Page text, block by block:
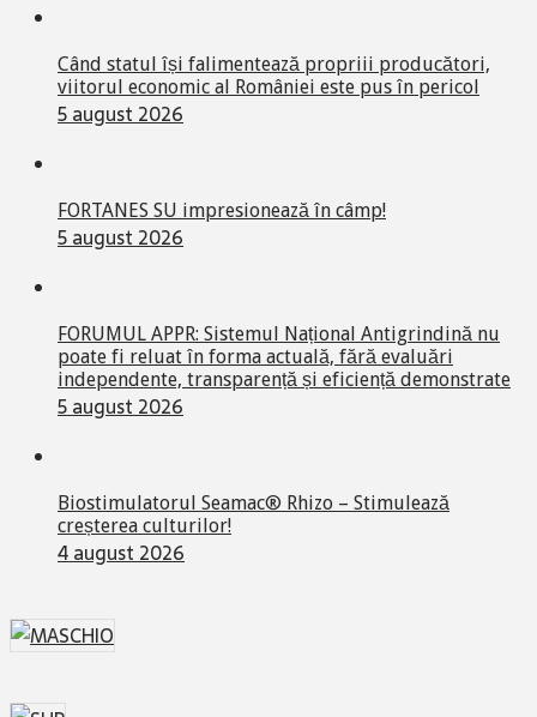
Când statul își falimentează propriii producători,
viitorul economic al României este pus în pericol
5 august 2026
FORTANES SU impresionează în câmp!
5 august 2026
FORUMUL APPR: Sistemul Național Antigrindină nu
poate fi reluat în forma actuală, fără evaluări
independente, transparență și eficiență demonstrate
5 august 2026
Biostimulatorul Seamac® Rhizo – Stimulează
creșterea culturilor!
4 august 2026